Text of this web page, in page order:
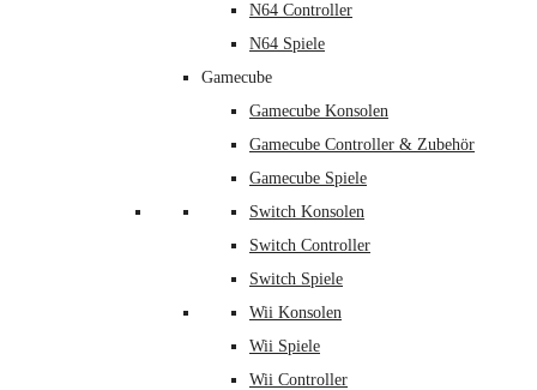
N64 Controller
N64 Spiele
Gamecube
Gamecube Konsolen
Gamecube Controller & Zubehör
Gamecube Spiele
Switch Konsolen
Switch Controller
Switch Spiele
Wii Konsolen
Wii Spiele
Wii Controller